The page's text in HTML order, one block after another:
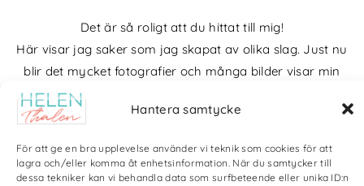
Hantera samtycke
För att ge en bra upplevelse använder vi teknik som cookies för att
lagra och/eller komma åt enhetsinformation. När du samtycker till
dessa tekniker kan vi behandla data som surfbeteende eller unika ID:n
Det är så roligt att du hittat till mig!
Här visar jag saker som jag skapat av olika slag. Just nu
blir det mycket fotografier och många bilder visar min
kärlek till naturen och min vackra hund. Men också lite
annat pyssel och kreativt som jag ägnar mig åt.
Bloggarkiv